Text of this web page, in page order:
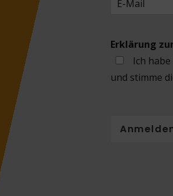
Erklärung
Ich
und stimme